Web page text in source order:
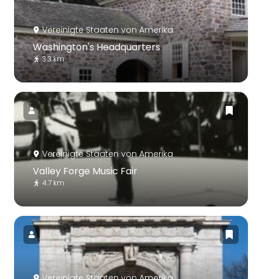
Vereinigte Staaten von Amerika
Washington's Headquarters
3.3 km
Vereinigte Staaten von Amerika
Valley Forge Music Fair
4.7 km